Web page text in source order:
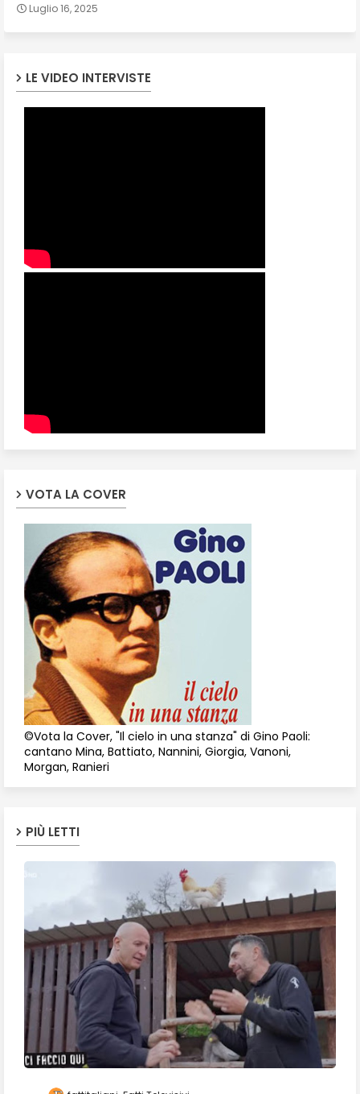
Luglio 16, 2025
LE VIDEO INTERVISTE
VOTA LA COVER
©Vota la Cover, "Il cielo in una stanza" di Gino Paoli:
cantano Mina, Battiato, Nannini, Giorgia, Vanoni,
Morgan, Ranieri
PIÙ LETTI